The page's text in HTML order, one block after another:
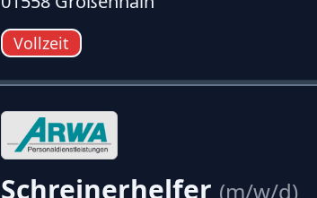
Vollzeit
Schreinerhelfer (m/w/d)